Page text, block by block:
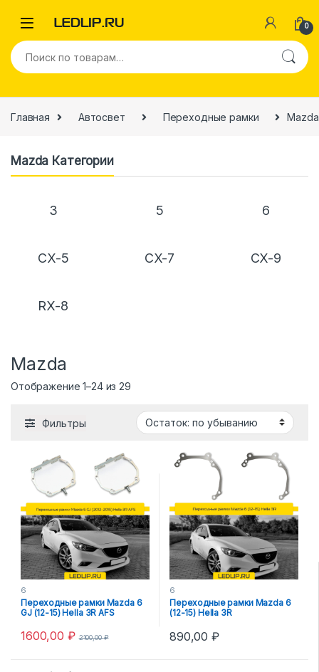
0
Главная Автосвет Переходные рамки Mazda
Mazda Категории
3 5 6
CX-5 CX-7 CX-9
RX-8
Mazda
Отображение 1–24 из 29
Фильтры
6
Переходные рамки Mazda 6
GJ (12-15) Hella 3R AFS
1600,00 ₽ 2100,00₽
6
Переходные рамки Mazda 6
(12-15) Hella 3R
890,00₽